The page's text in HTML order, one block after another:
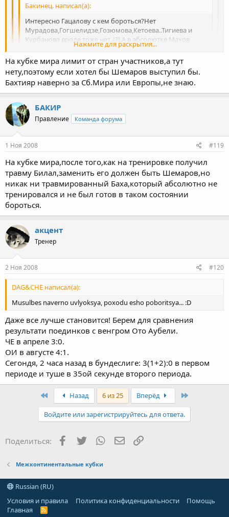
Бакинец. написал(а):
Интересно Гацалову с кем бороться?Нет
Мурадова,Гогшелидзе,Гозюмова,Кетоева..Тигиева и
Курбанова вроде тоже нет..(?).А в абсолютке Махов
будет с кем?)) Ни
Таймазова,Ахмедова,Кураха,Шемарова-никого,только
слишком уж легкий Круз,Алишка Исаев,Кара,еще кто?
Нажмите для раскрытия...
Ну никто не мешал ни Шемарову,ни Кураху,ни Таймазову в
абсолютке бороться. С Бахтияром на ЦСКА встретится
Билял. Разве Тигиев не будет в 96?
Нажмите для раскрытия...
про Тигиева не знаю,слышал,что Тигиевы недавно вернулись с
отдыха,думаю ,многие Олимпийцы,еще не вошли в
форму..после таких призовых).А Баха борится?За кого,сб СНГ?
Было бы интересно.А Шемаров у нас "невыездной",часто
зажимают..помню,как он хотел выступить в прошлом году на
кубке мира,привезли подразнили и все.А
Нажмите для раскрытия...
На кубке мира лимит от стран участников,а тут
нету,поэтому если хотел бы Шемаров выступил бы.
Бахтияр наверно за Сб.Мира или Европы,не знаю.
БАКИР
Правление Команда форума
1 Ноя 2008 #119
На кубке мира,после того,как на тренировке получил
травму Билал,заменить его должен быть Шемаров,но
никак ни травмированный Баха,который абсолютно не
тренировался и не был готов в таком состоянии
бороться.
акцент
Тренер
2 Ноя 2008 #120
DAG&CHE написал(а):
Musulbes naverno uvlyoksya, poxodu esho poboritsya... :D
Даже все лучше становится! Берем для сравнения
результати поединков с венгром Ото Аубели.
ЧЕ в апреле 3:0.
ОИ в августе 4:1.
Сегондя, 2 часа назад в бундеслиге: 3(1+2):0 в первом
периоде и туше в 35ой секунде второго периода.
First Назад 6 из 25 Вперёд
Войдите или зарегистрируйтесь для ответа.
Поделиться: Facebook
Twitter WhatsAppЭлектронная почта
Межконтинентальные кубки
Russian (RU)
Условия и правила
Политика конфиденциальности
Помощь
Главная
R